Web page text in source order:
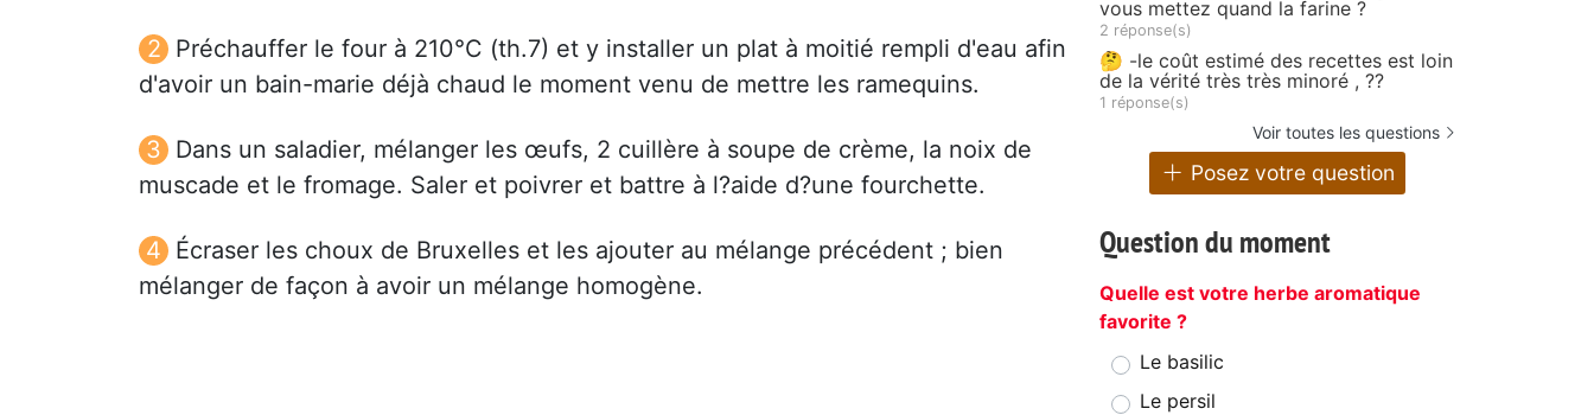
Préchauffer le four à 210°C (th.7) et y installer un plat à moitié rempli d'eau afin
d'avoir un bain-marie déjà chaud le moment venu de mettre les ramequins.
Dans un saladier, mélanger les œufs, 2 cuillère à soupe de crème, la noix de
muscade et le fromage. Saler et poivrer et battre à l?aide d?une fourchette.
Écraser les choux de Bruxelles et les ajouter au mélange précédent ; bien
mélanger de façon à avoir un mélange homogène.
vous mettez quand la farine ?
2 réponse(s)
🤔 -le coût estimé des recettes est loin
de la vérité très très minoré , ??
1 réponse(s)
Voir toutes les questions
Posez votre question
Question du moment
Quelle est votre herbe aromatique
favorite ?
Le basilic
Le persil